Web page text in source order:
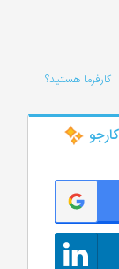
کارفرما هستید؟